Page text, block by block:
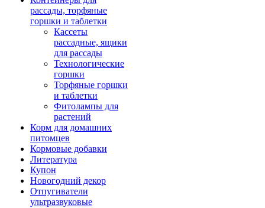
рассады, торфяные
горшки и таблетки
Кассеты
рассадные, ящики
для рассады
Технологические
горшки
Торфяные горшки
и таблетки
Фитолампы для
растений
Корм для домашних
питомцев
Кормовые добавки
Литература
Купон
Новогодний декор
Отпугиватели
ультразвуковые